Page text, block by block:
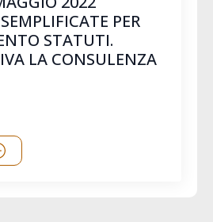
PER
STATUTI.
LA CONSULENZA